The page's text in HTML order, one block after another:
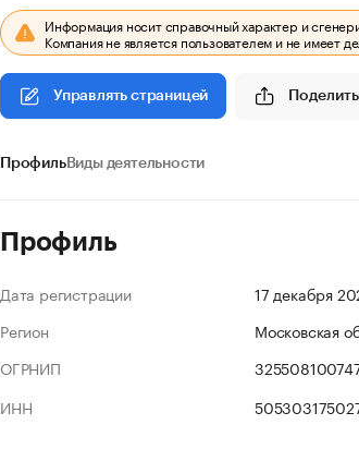
Информация носит справочный характер и
Компания не является пользователем и не имеет
Управлять страницей
ПрофильВиды деятельности
Профиль
Дата регистрации
17 декабря
Регион
Московская
ОГРНИП
ИНН